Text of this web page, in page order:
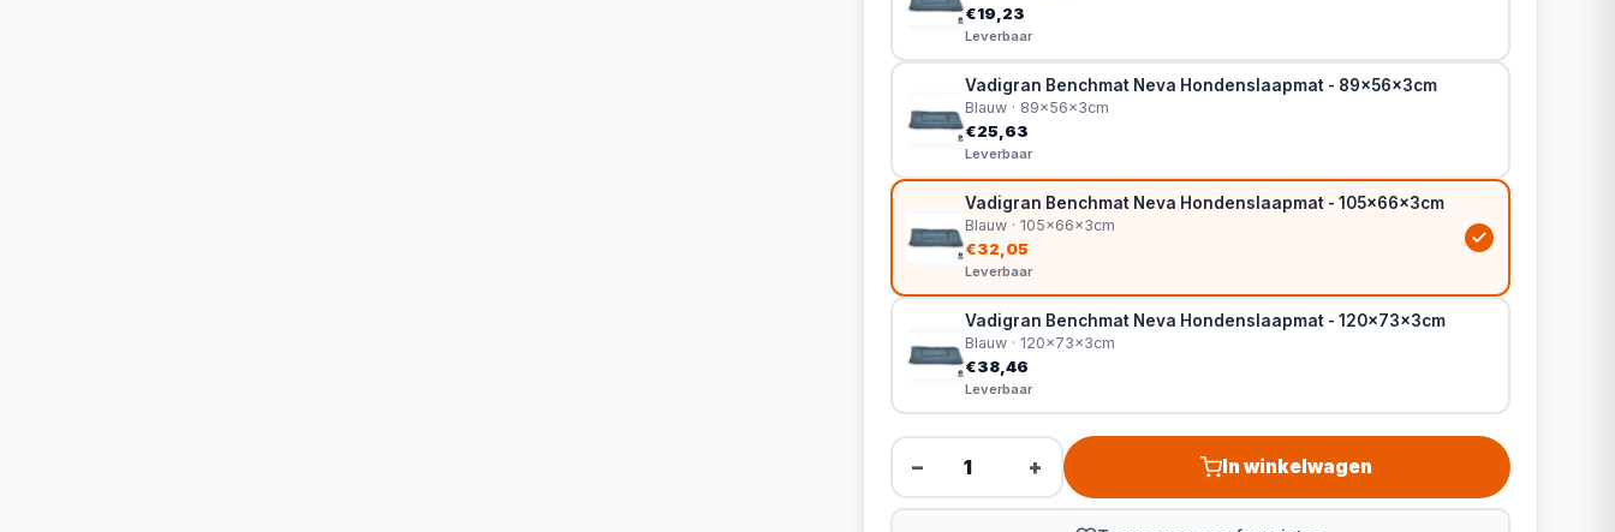
€19,23
Leverbaar
Vadigran Benchmat Neva Hondenslaapmat - 89x56x3cm
Blauw · 89x56x3cm
€25,63
Leverbaar
Vadigran Benchmat Neva Hondenslaapmat - 105x66x3cm
Blauw · 105x66x3cm
€32,05
Leverbaar
Vadigran Benchmat Neva Hondenslaapmat - 120x73x3cm
Blauw · 120x73x3cm
€38,46
Leverbaar
− + In winkelwagen